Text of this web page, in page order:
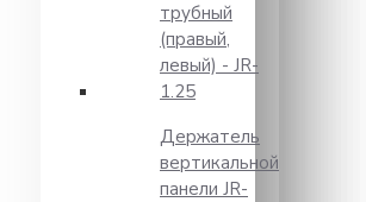
трубный
(правый,
левый) - JR-
1.25
Держатель
вертикальной
панели JR-